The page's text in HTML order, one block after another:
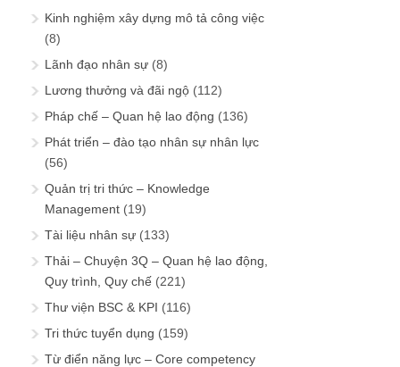
Kinh nghiệm xây dựng mô tả công việc
(8)
Lãnh đạo nhân sự (8)
Lương thưởng và đãi ngộ (112)
Pháp chế – Quan hệ lao động (136)
Phát triển – đào tạo nhân sự nhân lực
(56)
Quản trị tri thức – Knowledge
Management (19)
Tài liệu nhân sự (133)
Thải – Chuyện 3Q – Quan hệ lao động,
Quy trình, Quy chế (221)
Thư viện BSC & KPI (116)
Tri thức tuyển dụng (159)
Từ điển năng lực – Core competency